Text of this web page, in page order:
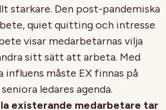
starkare. Den post-pandemiska
quiet quitting och intresse
visar medarbetarnas vilja
sitt sätt att arbeta. Med
influens måste EX finnas på
ledares agenda.
existerande medarbetare tar